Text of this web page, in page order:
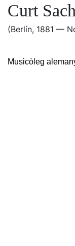
Curt
(Berlín, 1881 —
Musicòleg